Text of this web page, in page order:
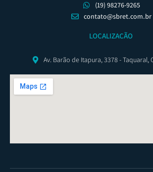
(19) 98276-9265
contato@sbret.com.br
LOCALIZAÇÃO
Av. Barão de Itapura, 3378 - Taquaral,